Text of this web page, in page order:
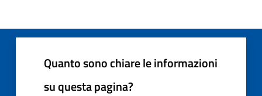
Quanto sono chiare le informazioni
su questa pagina?